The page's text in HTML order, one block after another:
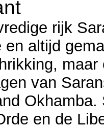
rijk
en altijd
van
en de